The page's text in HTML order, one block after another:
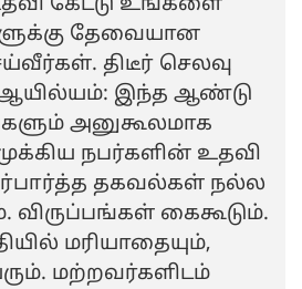
கேட்டு உங்களை
தேவையான
திடீர் செலவு
இந்த ஆண்டு
அனுகூலமாக
முக்கிய நபர்களின் உதவி
தகவல்கள் நல்ல
விருப்பங்கள் கைகூடும்.
மரியாதையும்,
மற்றவர்களிடம்